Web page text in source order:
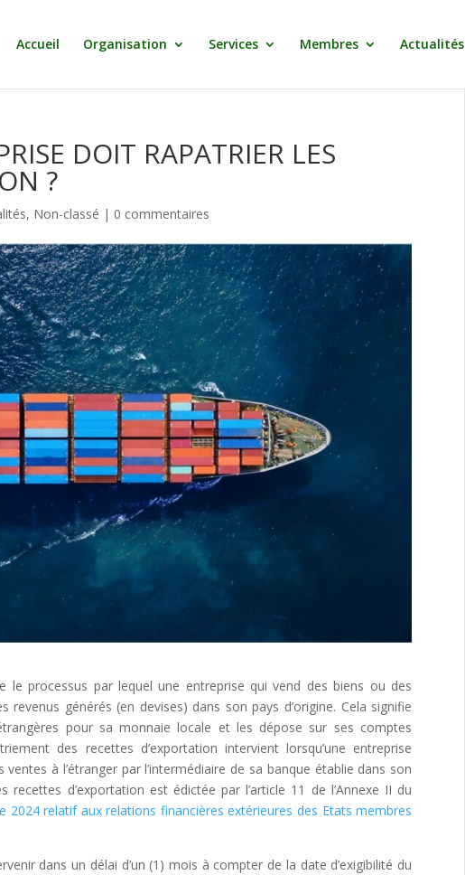
Accueil Organisation Services Membres Actualités
DOIT RAPATRIER LES
?
, Non-classé | 0 commentaires
le processus par lequel une entreprise qui vend des biens ou des
revenus générés (en devises) dans son pays d’origine. Cela signifie
pour sa monnaie locale et les dépose sur ses comptes
des recettes d’exportation intervient lorsqu’une entreprise
à l’étranger par l’intermédiaire de sa banque établie dans son
recettes d’exportation est édictée par l’article 11 de l’Annexe II du
2024 relatif aux relations financières extérieures des Etats membres
dans un délai d’un (1) mois à compter de la date d’exigibilité du